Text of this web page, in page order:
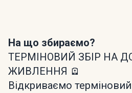
На що збираємо?
ТЕРМІНОВИЙ ЗБІР НА
ЖИВЛЕННЯ 🪫
Відкриваємо терміновий